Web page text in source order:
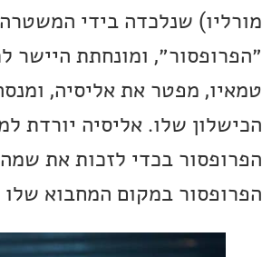
מורליו) שנלכדה בידי
״הפרופסור״, ומונחתת היישר
טמאיו, מפטר את אליסיה,
הכישלון שלו. אליסיה יורדת
הפרופסור בכדי לזכות את
הפרופסור במקום המחבוא